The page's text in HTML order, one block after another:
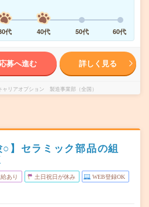
代 40代 50代 60代
応募へ進む 詳しく見る
ャリアオプション 製造事業部（全国）
○】セラミック部品の組
あり 土日祝日が休み WEB登録OK